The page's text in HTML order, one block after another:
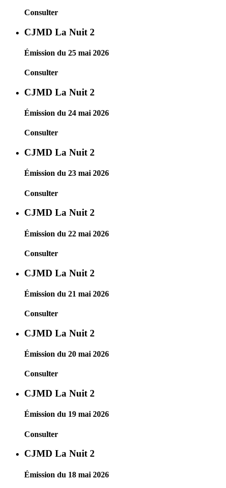
Consulter
CJMD La Nuit 2
Émission du 25 mai 2026
Consulter
CJMD La Nuit 2
Émission du 24 mai 2026
Consulter
CJMD La Nuit 2
Émission du 23 mai 2026
Consulter
CJMD La Nuit 2
Émission du 22 mai 2026
Consulter
CJMD La Nuit 2
Émission du 21 mai 2026
Consulter
CJMD La Nuit 2
Émission du 20 mai 2026
Consulter
CJMD La Nuit 2
Émission du 19 mai 2026
Consulter
CJMD La Nuit 2
Émission du 18 mai 2026